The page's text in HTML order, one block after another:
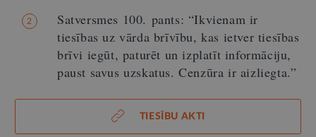
2
Satversmes 100. pants: “Ikvienam ir
tiesības uz vārda brīvību, kas ietver tiesības
brīvi iegūt, paturēt un izplatīt informāciju,
paust savus uzskatus. Cenzūra ir aizliegta.”
TIESĪBU AKTI